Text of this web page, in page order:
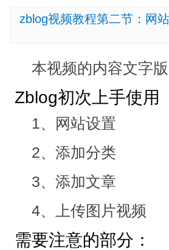
zblog视频教程第二节：网
本视频的内容文字版
Zblog初次上手使用
1、网站设置
2、添加分类
3、添加文章
4、上传图片视频
需要注意的部分：